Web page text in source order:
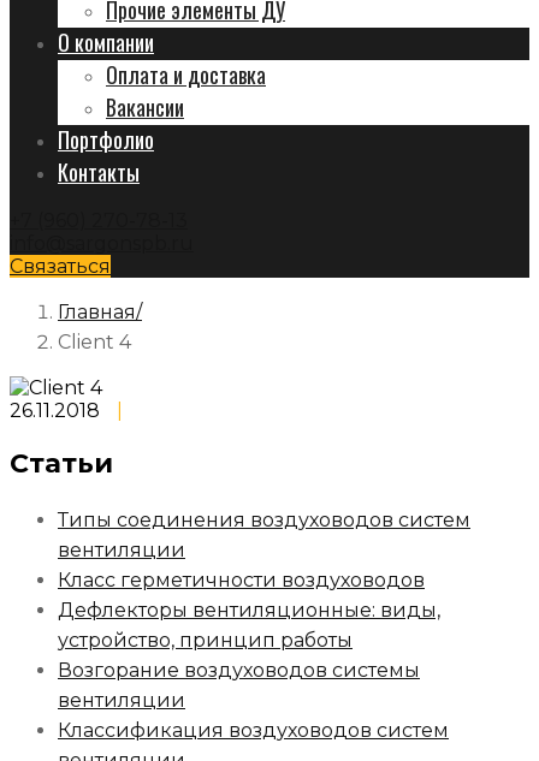
Прочие элементы ДУ
О компании
Оплата и доставка
Вакансии
Портфолио
Контакты
Связаться
Главная
Client 4
26.11.2018
Статьи
Типы соединения воздуховодов систем
вентиляции
Класс герметичности воздуховодов
Дефлекторы вентиляционные: виды,
устройство, принцип работы
Возгорание воздуховодов системы
вентиляции
Классификация воздуховодов систем